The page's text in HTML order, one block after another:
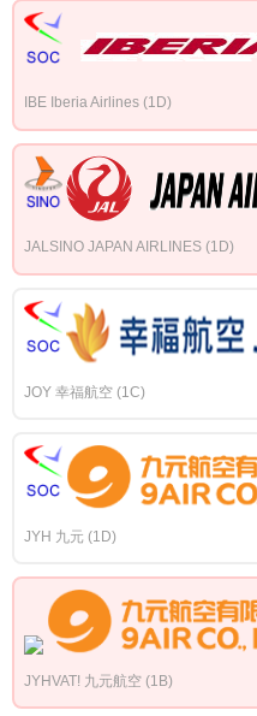
IBE Iberia Airlines (1D)
JALSINO JAPAN AIRLINES (1D)
JOY 幸福航空 (1C)
JYH 九元 (1D)
JYHVAT! 九元航空 (1B)